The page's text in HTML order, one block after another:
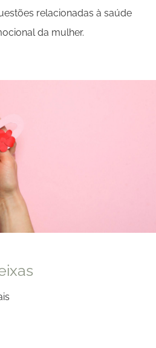
relacionadas à saúde
da mulher.